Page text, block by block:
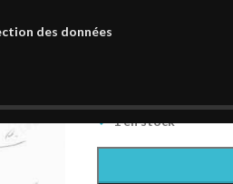
des donnéesDessin original signé
1 en stock